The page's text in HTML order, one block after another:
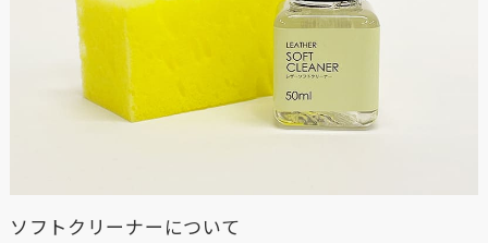
ソフトクリーナーについて